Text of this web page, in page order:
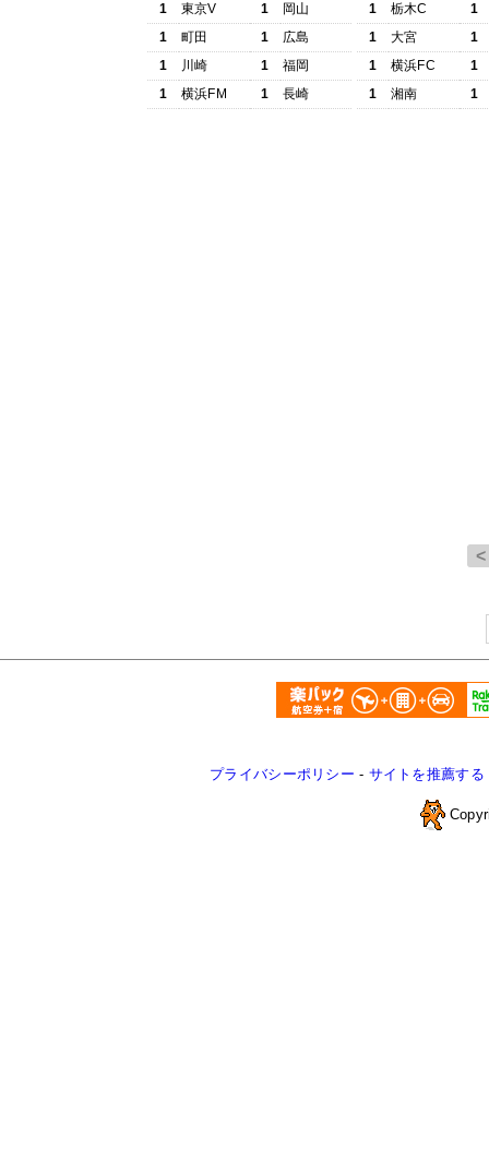
1
東京V 1
岡山
1
町田 1
広島
1
川崎 1
福岡
1
横浜FM 1 長崎
1
栃木C
1
1
大宮
1
1
横浜FC
1
1
湘南 1
プライバシーポリシー - サイトを推薦する